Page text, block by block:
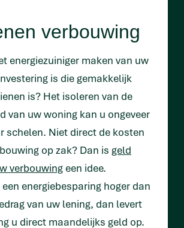
verbouwing
energiezuiniger maken van uw
is die gemakkelijk
is? Het isoleren van de
van uw woning kan u ongeveer
schelen. Niet direct de kosten
op zak? Dan is geld
verbouwing een idee.
energiebesparing hoger dan
van uw lening, dan levert
u direct maandelijks geld op.